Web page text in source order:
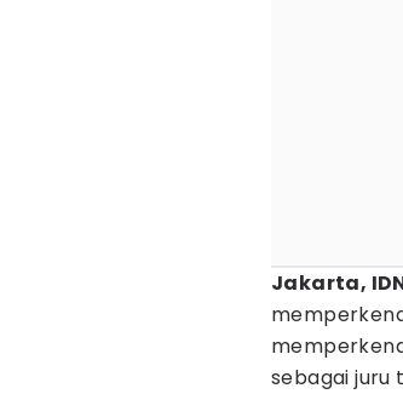
Jakarta,
sebagai juru